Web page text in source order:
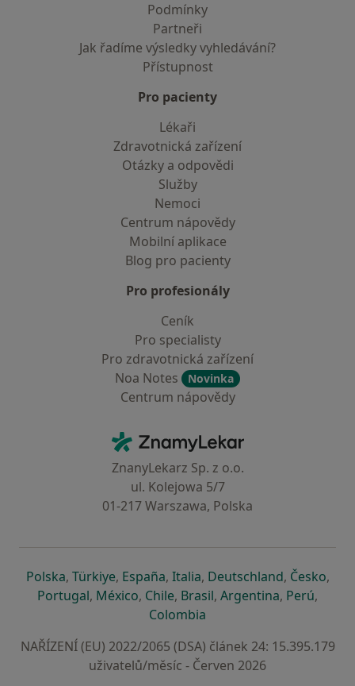
Podmínky
Partneři
Jak řadíme výsledky vyhledávání?
Přístupnost
Pro pacienty
Lékaři
Zdravotnická zařízení
Otázky a odpovědi
Služby
Nemoci
Centrum nápovědy
Mobilní aplikace
Blog pro pacienty
Pro profesionály
Ceník
Pro specialisty
Pro zdravotnická zařízení
Noa Notes
Novinka
Centrum nápovědy
ZnamyLekar - Hlavní stránka
ZnanyLekarz Sp. z o.o.
ul. Kolejowa 5/7
01-217 Warszawa, Polska
Polskase otevře v nové záložce
, Türkiyese otevře v nové záložce
, Españase otevře v nové záložce
, Italiase otevře v nové záložce
, Deutschlandse otevře v
, Českose
,
Portugalse otevře v nové záložce
, Méxicose otevře v nové záložce
, Chilese otevře v nové záložce
, Brasilse otevře v nové
, Argentinase otevře v
, Perúse
,
Colombia
NAŘÍZENÍ (EU) 2022/2065 (DSA) článek 24: 15.395.179
uživatelů/měsíc - Červen 2026